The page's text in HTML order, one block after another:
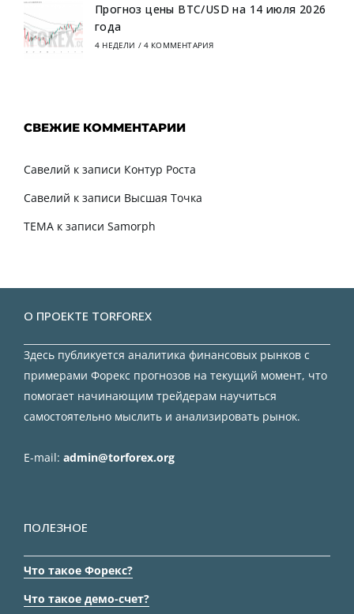
Прогноз цены BTC/USD на 14 июля 2026
года
4 НЕДЕЛИ / 4 КОММЕНТАРИЯ
СВЕЖИЕ КОММЕНТАРИИ
Савелий к записи Контур Роста
Савелий к записи Высшая Точка
TEMA к записи Samorph
О ПРОЕКТЕ TORFOREX
Здесь публикуется аналитика финансовых рынков с
примерами Форекс прогнозов на текущий момент, что
помогает начинающим трейдерам научиться
самостоятельно мыслить и анализировать рынок.
E-mail: admin@torforex.org
ПОЛЕЗНОЕ
Что такое Форекс?
Что такое демо-счет?